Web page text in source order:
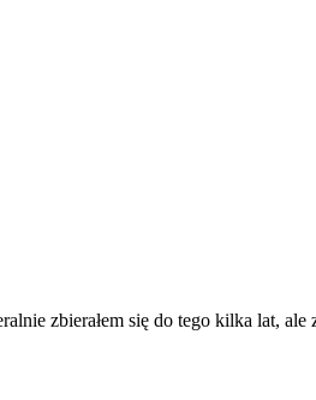
zbierałem się do tego kilka lat,